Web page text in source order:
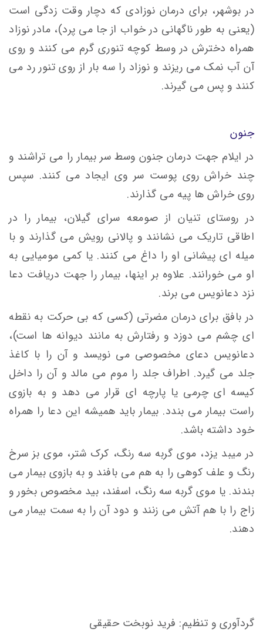
در بوشهر، برای درمان نوزادی که دچار وقت زدگی است
(یعنی به طور ناگهانی در خواب از جا می پرد)، مادر نوزاد
همراه دخترش در وسط کوچه تنوری گرم می کنند و روی
آن آب نمک می ریزند و نوزاد را سه بار از روی تنور رد می
کنند و پس می گیرند.
جنون
در ایلام جهت درمان جنون وسط سر بیمار را می تراشند و
چند خراش روی پوست سر وی ایجاد می کنند. سپس
روی خراش ها پیه می گذارند.
در روستای تنيان از صومعه سرای گیلان، بيمار را در
اطاقی تاريک می نشانند و پالانی رويش می گذارند و با
ميله ای پيشانی او را داغ می كنند. یا كمی موميايی به
او می خورانند. علاوه بر اينها، بيمار را جهت دریافت دعا
نزد دعانويس می برند.
در بافق برای درمان مضرتی (کسی که بی حرکت به نقطه
ای چشم می دوزد و رفتارش به مانند دیوانه ها است)،
دعانویس دعای مخصوصی می نویسد و آن را با کاغذ
جلد می گیرد. اطراف جلد را موم می مالد و آن را داخل
کیسه ای چرمی یا پارچه ای قرار می دهد و به بازوی
راست بیمار می بندد. بیمار باید همیشه این دعا را همراه
خود داشته باشد.
در میبد یزد، موی گربه سه رنگ، کرک شتر، موی بز سرخ
رنگ و علف کوهی را به هم می بافند و به بازوی بیمار می
بندند. یا موی گربه سه رنگ، اسفند، بید مخصوص بخور و
زاج را با هم آتش می زنند و دود آن را به سمت بیمار می
دهند.
گردآوری و تنظیم: فرید نوبخت حقیقی